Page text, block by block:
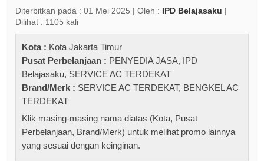
Diterbitkan pada : 01 Mei 2025 | Oleh : IPD Belajasaku |
Dilihat : 1105 kali
Kota : Kota Jakarta Timur
Pusat Perbelanjaan : PENYEDIA JASA, IPD
Belajasaku, SERVICE AC TERDEKAT
Brand/Merk : SERVICE AC TERDEKAT, BENGKEL AC
TERDEKAT
Klik masing-masing nama diatas (Kota, Pusat
Perbelanjaan, Brand/Merk) untuk melihat promo lainnya
yang sesuai dengan keinginan.